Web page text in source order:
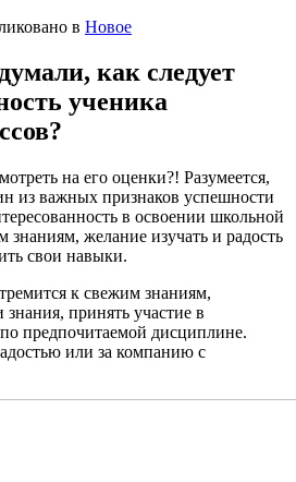
в Новое
как следует
ученика
на его оценки?! Разумеется,
из важных признаков успешности
в освоении школьной
желание изучать и радость
свои навыки.
к свежим знаниям,
знания, принять участие в
предпочитаемой дисциплине.
или за компанию с